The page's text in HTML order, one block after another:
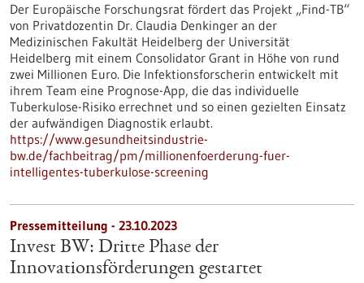
Der Europäische Forschungsrat fördert das Projekt „Find-TB“
von Privatdozentin Dr. Claudia Denkinger an der
Medizinischen Fakultät Heidelberg der Universität
Heidelberg mit einem Consolidator Grant in Höhe von rund
zwei Millionen Euro. Die Infektionsforscherin entwickelt mit
ihrem Team eine Prognose-App, die das individuelle
Tuberkulose-Risiko errechnet und so einen gezielten Einsatz
der aufwändigen Diagnostik erlaubt.
https://www.gesundheitsindustrie-
bw.de/fachbeitrag/pm/millionenfoerderung-fuer-
intelligentes-tuberkulose-screening
Pressemitteilung - 23.10.2023
Invest BW: Dritte Phase der
Innovationsförderungen gestartet